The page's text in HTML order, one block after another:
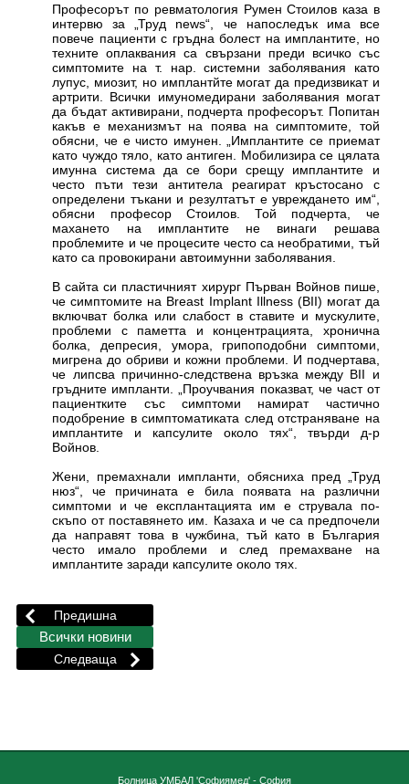
Професорът по ревматология Румен Стоилов каза в
интервю за „Труд news“, че напоследък има все
повече пациенти с гръдна болест на имплантите, но
техните оплаквания са свързани преди всичко със
симптомите на т. нар. системни заболявания като
лупус, миозит, но имплантйте могат да предизвикат и
артрити. Всички имуномедирани заболявания могат
да бъдат активирани, подчерта професорът. Попитан
какъв е механизмът на поява на симптомите, той
обясни, че е чисто имунен. „Имплантите се приемат
като чуждо тяло, като антиген. Мобилизира се цялата
имунна система да се бори срещу имплантите и
често пъти тези антитела реагират кръстосано с
определени тъкани и резултатът е увреждането им“,
обясни професор Стоилов. Той подчерта, че
махането на имплантите не винаги решава
проблемите и че процесите често са необратими, тъй
като са провокирани автоимунни заболявания.
В сайта си пластичният хирург Първан Войнов пише,
че симптомите на Breast Implant Illness (BII) могат да
включват болка или слабост в ставите и мускулите,
проблеми с паметта и концентрацията, хронична
болка, депресия, умора, грипоподобни симптоми,
мигрена до обриви и кожни проблеми. И подчертава,
че липсва причинно-следствена връзка между BII и
гръдните импланти. „Проучвания показват, че част от
пациентките със симптоми намират частично
подобрение в симптоматиката след отстраняване на
имплантите и капсулите около тях“, твърди д-р
Войнов.
Жени, премахнали импланти, обясниха пред „Труд
нюз“, че причината е била появата на различни
симптоми и че експлантацията им е струвала по-
скъпо от поставянето им. Казаха и че са предпочели
да направят това в чужбина, тъй като в България
често имало проблеми и след премахване на
имплантите заради капсулите около тях.
Болница УМБАЛ 'Софиямед' - София